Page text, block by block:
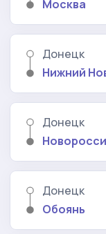
Москва
Донецк
Нижний
Донецк
Донецк
Обоянь